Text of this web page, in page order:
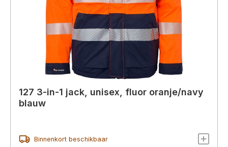
127 3-in-1 jack, unisex, fluor oranje/navy
blauw
Binnenkort beschikbaar